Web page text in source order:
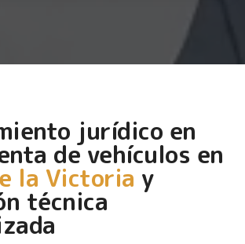
jurídico en
de vehículos en
la Victoria y
técnica